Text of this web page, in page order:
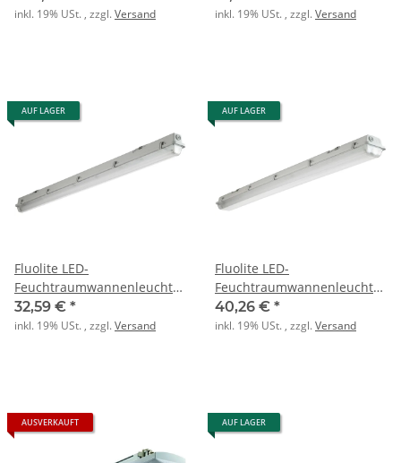
inkl. 19% USt. , zzgl.Versand
5900/3700lm 43/25W
inkl. 19% USt. , zzgl.Versand
AUF LAGER
Fluolite LED-
Feuchtraumwannenleuchte
PAC-D für 1x LEDtube 1500
32,59 € *
inkl. 19% USt. , zzgl.Versand
AUF LAGER
Fluolite LED-
Feuchtraumwannenleuchte
PAC-D für 2x LEDtube 1500
40,26 € *
inkl. 19% USt. , zzgl.Versand
AUSVERKAUFT AUF LAGER